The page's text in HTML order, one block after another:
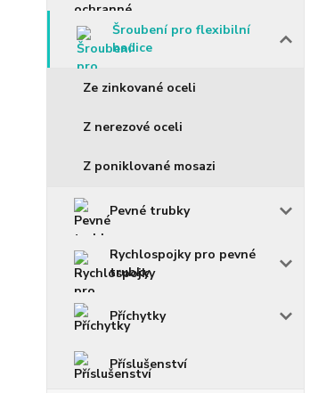
Šroubení pro flexibilní
hadice
Ze zinkované oceli
Z nerezové oceli
Z poniklované mosazi
Pevné trubky
Rychlospojky pro pevné
trubky
Příchytky
Příslušenství